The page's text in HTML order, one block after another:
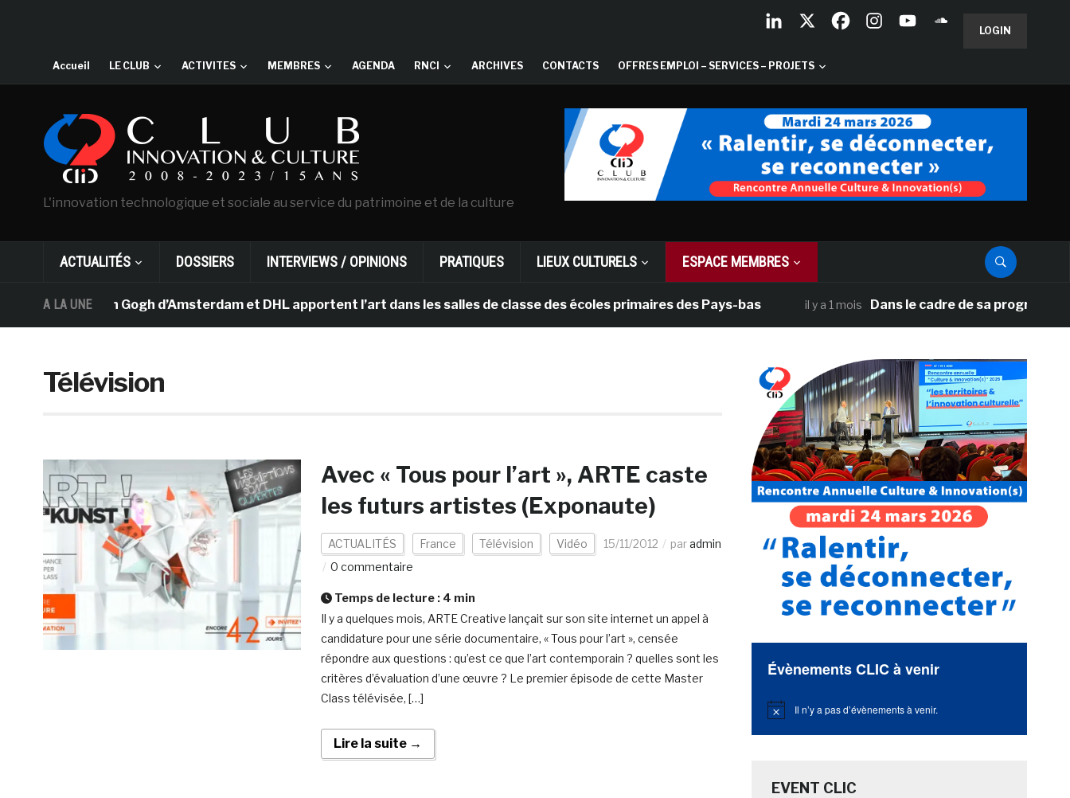
LOGIN
Accueil LE CLUB ACTIVITES MEMBRES AGENDA RNCI ARCHIVES CONTACTS OFFRES EMPLOI – SERVICES – PROJETS
L'innovation technologique et sociale au service du patrimoine et de la culture
ACTUALITÉS DOSSIERS INTERVIEWS / OPINIONS PRATIQUES LIEUX CULTURELS ESPACE MEMBRES
A LA UNE
musée Van Gogh d’Amsterdam et DHL apportent l’art dans les salles de classe des écoles primaires des Pays-bas il y a 1 mois Dans le cadre de sa programmation
Télévision
Avec « Tous pour l’art », ARTE caste
les futurs artistes (Exponaute)
ACTUALITÉS France Télévision Vidéo 15/11/2012 paradmin
0 commentaire
Temps de lecture : 4 min
Il y a quelques mois, ARTE Creative lançait sur son site internet un appel à
candidature pour une série documentaire, « Tous pour l’art », censée
répondre aux questions : qu’est ce que l’art contemporain ? quelles sont les
critères d’évaluation d’une œuvre ? Le premier épisode de cette Master
Class télévisée, […]
Lire la suite →
Évènements CLIC à venir
Notice Il n’y a pas d’évènements à venir.
EVENT CLIC